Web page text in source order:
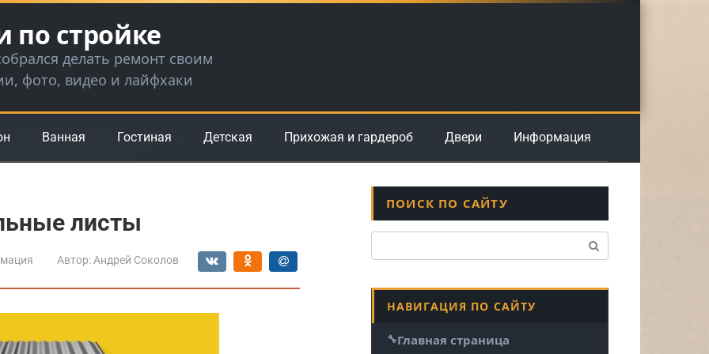
по стройке
делать ремонт своим
фото, видео и лайфхаки
Ванная Гостиная Детская Прихожая и гардероб Двери Информация
листы
Автор: Андрей Соколов
ПОИСК ПО САЙТУ
НАВИГАЦИЯ ПО САЙТУ
Главная страница